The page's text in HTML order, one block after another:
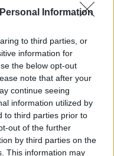
Information
to third parties, or
information for
the below opt-out
note that after your
continue seeing
information utilized by
to third parties prior to
out of the further
by third parties on the
This information may
žiurkėnas nėra
būtina tinkamai
– su giliu
rateliu
Tik tokios